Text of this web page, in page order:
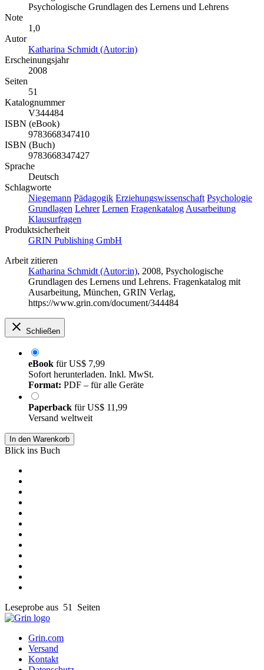
Psychologische Grundlagen des Lernens und Lehrens
Note
1,0
Autor
Katharina Schmidt (Autor:in)
Erscheinungsjahr
2008
Seiten
51
Katalognummer
V344484
ISBN (eBook)
9783668347410
ISBN (Buch)
9783668347427
Sprache
Deutsch
Schlagworte
Niegemann Pädagogik Erziehungswissenschaft Psychologie
Grundlagen Lehrer Lernen Fragenkatalog Ausarbeitung
Klausurfragen
Produktsicherheit
GRIN Publishing GmbH
Arbeit zitieren
Katharina Schmidt (Autor:in), 2008, Psychologische
Grundlagen des Lernens und Lehrens. Fragenkatalog mit
Ausarbeitung, München, GRIN Verlag,
https://www.grin.com/document/344484
Schließen
eBook fürUS$ 7,99
Sofort herunterladen. Inkl. MwSt.
Format: PDF – für alle Geräte
Paperback fürUS$ 11,99
Versand weltweit
In den Warenkorb
Blick ins Buch
Leseprobe aus 51 Seiten
Grin.com
Versand
Kontakt